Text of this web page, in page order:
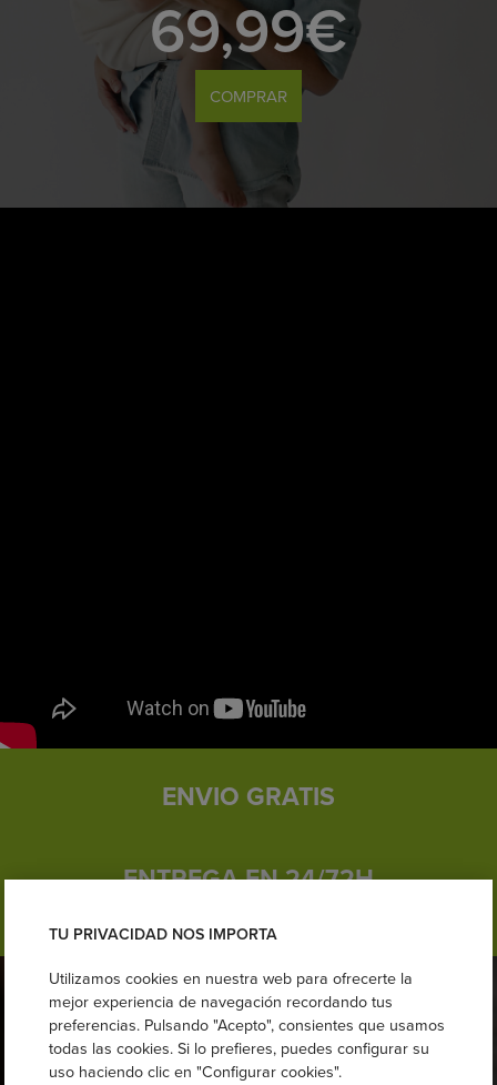
69,99€
COMPRAR
ENVIO GRATIS
ENTREGA EN 24/72H
TU PRIVACIDAD NOS IMPORTA
Utilizamos cookies en nuestra web para ofrecerte la
mejor experiencia de navegación recordando tus
preferencias. Pulsando "Acepto", consientes que usamos
todas las cookies. Si lo prefieres, puedes configurar su
uso haciendo clic en "Configurar cookies".